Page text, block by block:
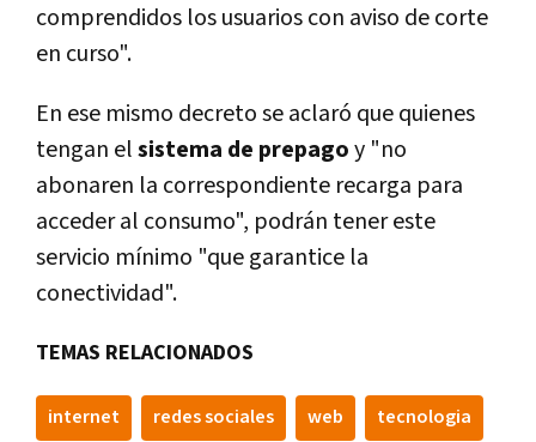
comprendidos los usuarios con aviso de corte
en curso".
En ese mismo decreto se aclaró que quienes
tengan elsistema de prepagoy "no
abonaren la correspondiente recarga para
acceder al consumo", podrán tener este
servicio mínimo "que garantice la
conectividad".
TEMAS RELACIONADOS
internet redes sociales web tecnologia